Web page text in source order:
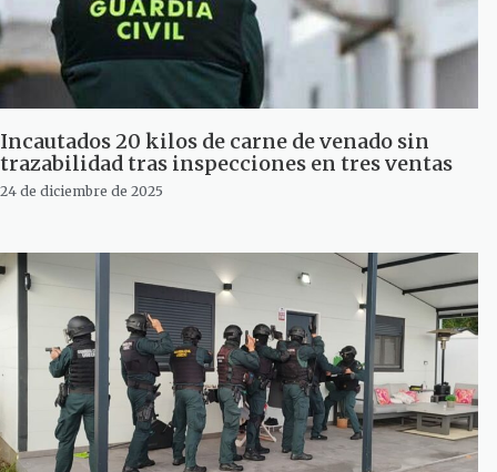
Incautados 20 kilos de carne de venado sin
trazabilidad tras inspecciones en tres ventas
24 de diciembre de 2025